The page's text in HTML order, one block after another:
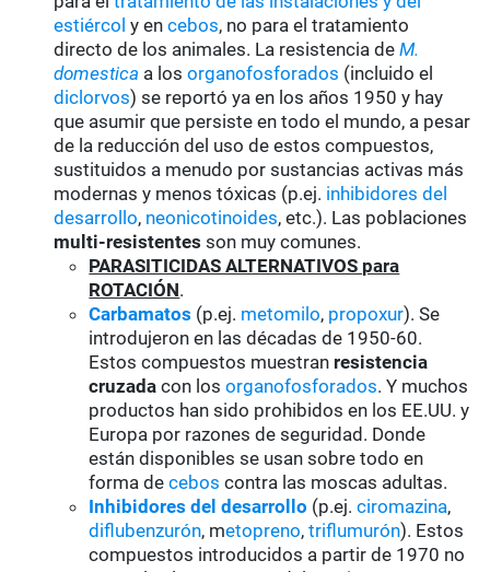
estiércol y encebos, no para el tratamiento
directo de los animales. La resistencia deM.
domestica a losorganofosforados (incluido el
diclorvos) se reportó ya en los años 1950 y hay
que asumir que persiste en todo el mundo, a pesar
de la reducción del uso de estos compuestos,
sustituidos a menudo por sustancias activas más
modernas y menos tóxicas (p.ej. inhibidores del
desarrollo, neonicotinoides, etc.). Las poblaciones
multi-resistentes son muy comunes.
PARASITICIDAS ALTERNATIVOS para
ROTACIÓN.
Carbamatos (p.ej. metomilo, propoxur). Se
introdujeron en las décadas de 1950-60.
Estos compuestos muestran resistencia
cruzada con losorganofosforados. Y muchos
productos han sido prohibidos en los EE.UU. y
Europa por razones de seguridad. Donde
están disponibles se usan sobre todo en
forma decebos contra las moscas adultas.
Inhibidores del desarrollo (p.ej.ciromazina,
diflubenzurón, metopreno,triflumurón). Estos
compuestos introducidos a partir de 1970 no